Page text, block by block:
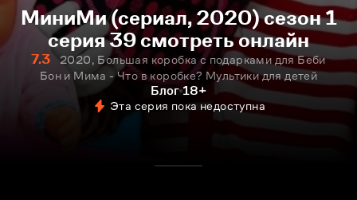
МиниМи (сериал, 2020) сезон 1
серия 39 смотреть онлайн
7.3
2020, Большая коробка с подарками для Беби
Бон и Мима - Что в коробке? Мультики для детей
Блог 18+
Эта серия пока недоступна